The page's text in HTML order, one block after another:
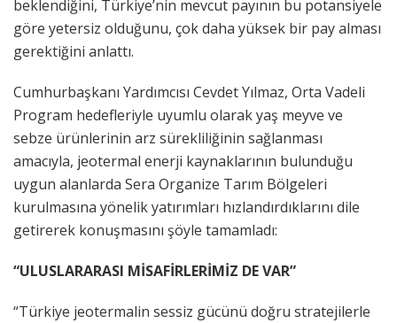
beklendiğini, Türkiye’nin mevcut payının bu potansiyele
göre yetersiz olduğunu, çok daha yüksek bir pay alması
gerektiğini anlattı.
Cumhurbaşkanı Yardımcısı Cevdet Yılmaz, Orta Vadeli
Program hedefleriyle uyumlu olarak yaş meyve ve
sebze ürünlerinin arz sürekliliğinin sağlanması
amacıyla, jeotermal enerji kaynaklarının bulunduğu
uygun alanlarda Sera Organize Tarım Bölgeleri
kurulmasına yönelik yatırımları hızlandırdıklarını dile
getirerek konuşmasını şöyle tamamladı:
“ULUSLARARASI MİSAFİRLERİMİZ DE VAR”
“Türkiye jeotermalin sessiz gücünü doğru stratejilerle